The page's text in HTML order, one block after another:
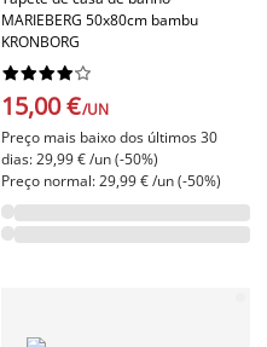
MARIEBERG 50x80cm bambu
KRONBORG






15,00 €/UN
Preço mais baixo dos últimos 30
dias: 29,99 € /un (-50%)
Preço normal: 29,99 € /un (-50%)